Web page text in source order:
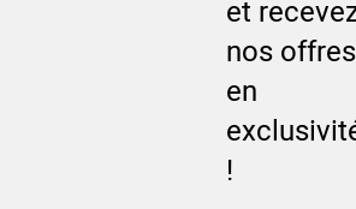
et
nos offres
en
!